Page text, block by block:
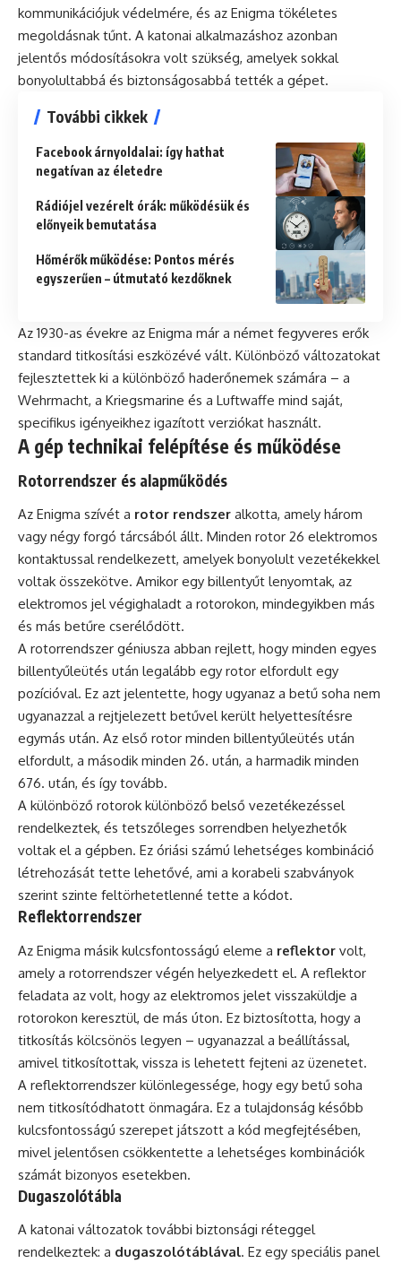
kommunikációjuk védelmére, és az Enigma tökéletes
megoldásnak tűnt. A katonai alkalmazáshoz azonban
jelentős módosításokra volt szükség, amelyek sokkal
bonyolultabbá és biztonságosabbá tették a gépet.
További cikkek
Facebook árnyoldalai: így hathat
negatívan az életedre
Rádiójel vezérelt órák: működésük és
előnyeik bemutatása
Hőmérők működése: Pontos mérés
egyszerűen – útmutató kezdőknek
Az 1930-as évekre az Enigma már a német fegyveres erők
standard titkosítási eszközévé vált. Különböző változatokat
fejlesztettek ki a különböző haderőnemek számára – a
Wehrmacht, a Kriegsmarine és a Luftwaffe mind saját,
specifikus igényeikhez igazított verziókat használt.
A gép technikai felépítése és működése
Rotorrendszer és alapműködés
Az Enigma szívét a rotor rendszer alkotta, amely három
vagy négy forgó tárcsából állt. Minden rotor 26 elektromos
kontaktussal rendelkezett, amelyek bonyolult vezetékekkel
voltak összekötve. Amikor egy billentyűt lenyomtak, az
elektromos jel végighaladt a rotorokon, mindegyikben más
és más betűre cserélődött.
A rotorrendszer géniusza abban rejlett, hogy minden egyes
billentyűleütés után legalább egy rotor elfordult egy
pozícióval. Ez azt jelentette, hogy ugyanaz a betű soha nem
ugyanazzal a rejtjelezett betűvel került helyettesítésre
egymás után. Az első rotor minden billentyűleütés után
elfordult, a második minden 26. után, a harmadik minden
676. után, és így tovább.
A különböző rotorok különböző belső vezetékezéssel
rendelkeztek, és tetszőleges sorrendben helyezhetők
voltak el a gépben. Ez óriási számú lehetséges kombináció
létrehozását tette lehetővé, ami a korabeli szabványok
szerint szinte feltörhetetlenné tette a kódot.
Reflektorrendszer
Az Enigma másik kulcsfontosságú eleme a reflektor volt,
amely a rotorrendszer végén helyezkedett el. A reflektor
feladata az volt, hogy az elektromos jelet visszaküldje a
rotorokon keresztül, de más úton. Ez biztosította, hogy a
titkosítás kölcsönös legyen – ugyanazzal a beállítással,
amivel titkosítottak, vissza is lehetett fejteni az üzenetet.
A reflektorrendszer különlegessége, hogy egy betű soha
nem titkosítódhatott önmagára. Ez a tulajdonság később
kulcsfontosságú szerepet játszott a kód megfejtésében,
mivel jelentősen csökkentette a lehetséges kombinációk
számát bizonyos esetekben.
Dugaszolótábla
A katonai változatok további biztonsági réteggel
rendelkeztek: a dugaszolótáblával. Ez egy speciális panel